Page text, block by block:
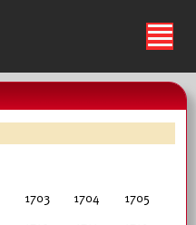
ś
1703 1704
1705